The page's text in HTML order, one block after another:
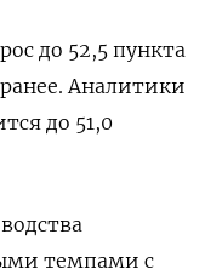
до 52,5 пункта
Аналитики
до 51,0
темпами с